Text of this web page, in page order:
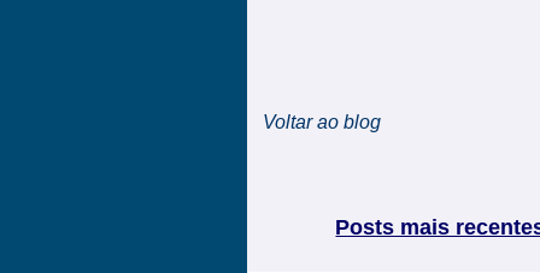
Voltar ao blog
Posts mais